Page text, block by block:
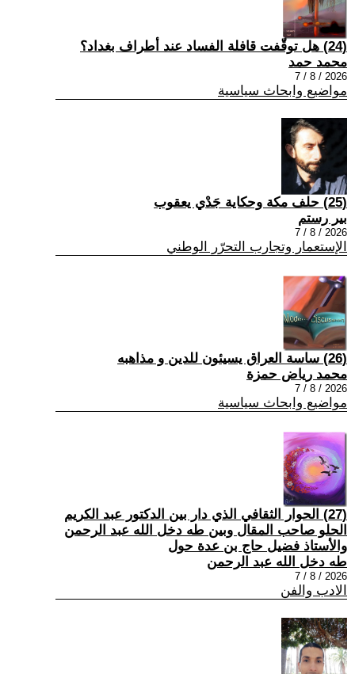
(24) هل توقّفت قافلة الفساد عند أطراف بغداد؟
محمد حمد
2026 / 8 / 7
مواضيع وابحاث سياسية
(25) حلف مكة وحكاية جَدْي يعقوب
بير رستم
2026 / 8 / 7
الإستعمار وتجارب التحرّر الوطني
(26) ساسة العراق يسيئون للدين و مذاهبه
محمد رياض حمزة
2026 / 8 / 7
مواضيع وابحاث سياسية
(27) الحوار الثقافي الذي دار بين الدكتور عبد الكريم
الحلو صاحب المقال وبين طه دخل الله عبد الرحمن
والأستاذ فضيل حاج بن عدة حول
طه دخل الله عبد الرحمن
2026 / 8 / 7
الادب والفن